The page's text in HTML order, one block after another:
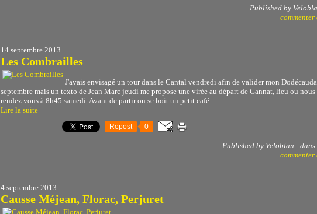
Published by
14 septembre 2013
Les Combrailles
J'avais envisagé un tour dans le Cantal vendredi afin de valider mon
septembre mais un texto de Jean Marc jeudi me propose une virée au départ de Gannat, lieu ou nous
rendez vous à 8h45 samedi. Avant de partir on se boit un petit café...
Lire la suite
Repost 0
Published by Veloblan - dans
4 septembre 2013
Causse Méjean, Florac, Perjuret